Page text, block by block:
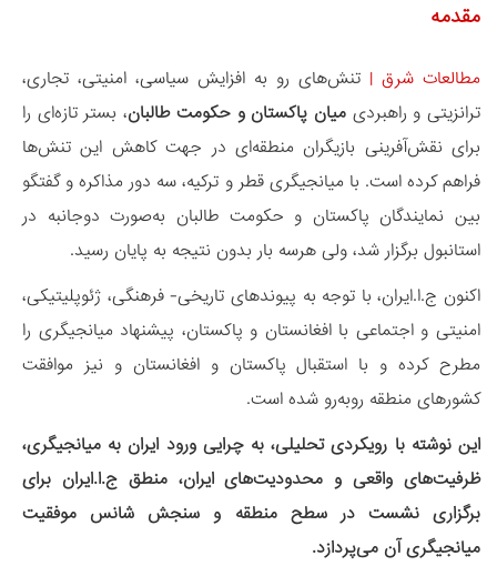
مقدمه
مطالعات شرق | تنش‌های رو ‌به ‌افزایش سیاسی، امنیتی، تجاری،
ترانزیتی و راهبردی میان پاکستان و حکومت طالبان، بستر تازه‌ای را
برای نقش‌آفرینی بازیگران منطقه‌ای در جهت کاهش این تنش‌ها
فراهم کرده است. با میانجیگری قطر و ترکیه، سه دور مذاکره و گفتگو
بین نمایندگان پاکستان و حکومت طالبان به‌صورت دوجانبه در
استانبول برگزار شد، ولی هرسه بار بدون نتیجه به پایان رسید.
اکنون ج.ا.ایران، با توجه به پیوندهای تاریخی- فرهنگی، ژئوپلیتیکی،
امنیتی و اجتماعی با افغانستان و پاکستان، پیشنهاد میانجیگری را
مطرح کرده و با استقبال پاکستان و افغانستان و نیز موافقت
کشورهای منطقه روبه‌رو شده است.
این نوشته با رویکردی تحلیلی، به چرایی ورود ایران به میانجیگری،
ظرفیت‌های واقعی و محدودیت‌های ایران، منطق ج.ا.ایران برای
برگزاری نشست در سطح منطقه و سنجش شانس موفقیت
میانجیگری آن می‌پردازد.